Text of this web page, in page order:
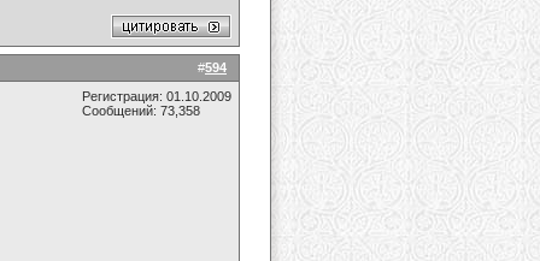
#594
Регистрация: 01.10.2009
Сообщений: 73,358